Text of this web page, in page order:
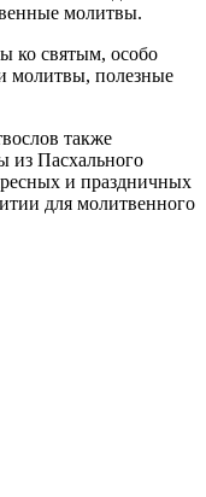
молитвы.
ко святым, особо
молитвы, полезные
также
из Пасхального
и праздничных
для молитвенного